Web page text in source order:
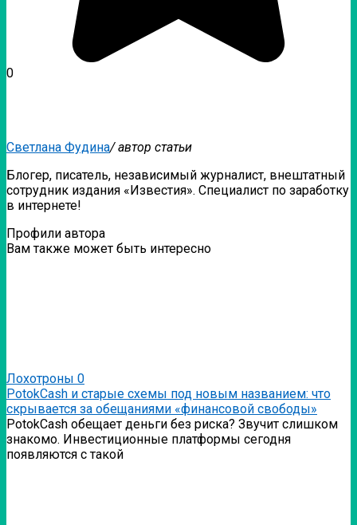
0
Светлана Фудина/ автор статьи
Блогер, писатель, независимый журналист, внештатный
сотрудник издания «Известия». Специалист по заработку
в интернете!
Профили автора
Вам также может быть интересно
Лохотроны 0
PotokCash и старые схемы под новым названием: что
скрывается за обещаниями «финансовой свободы»
PotokCash обещает деньги без риска? Звучит слишком
знакомо. Инвестиционные платформы сегодня
появляются с такой